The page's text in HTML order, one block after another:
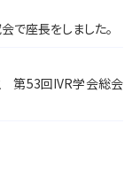
座長をしました。
第53回IVR学会総会